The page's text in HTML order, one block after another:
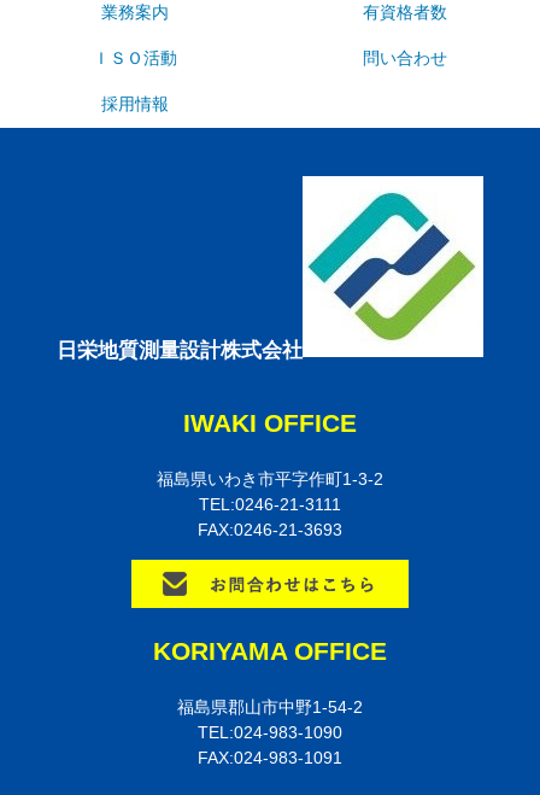
業務案内 有資格者数
ＩＳＯ活動 問い合わせ
採用情報
日栄地質測量設計株式会社
IWAKI OFFICE
福島県いわき市平字作町1-3-2
TEL:0246-21-3111
FAX:0246-21-3693
KORIYAMA OFFICE
福島県郡山市中野1-54-2
TEL:024-983-1090
FAX:024-983-1091